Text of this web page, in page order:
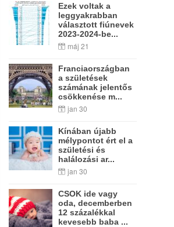
Ezek voltak a
leggyakrabban
választott fiúnevek
2023-2024-be...
máj 21
Franciaországban
a születések
számának jelentős
csökkenése m...
jan 30
Kínában újabb
mélypontot ért el a
születési és
halálozási ar...
jan 30
CSOK ide vagy
oda, decemberben
12 százalékkal
kevesebb baba ...